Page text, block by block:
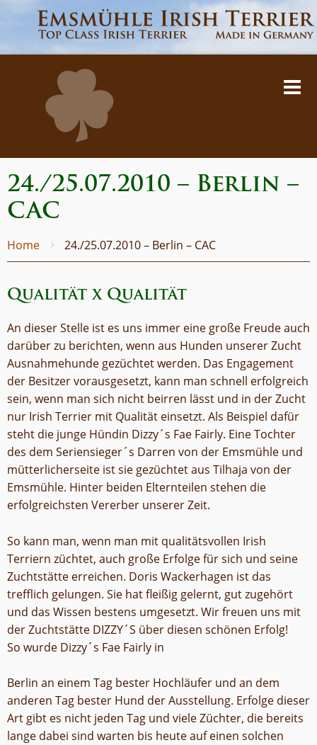
24./25.07.2010 – Berlin –
CAC
Home 24./25.07.2010 – Berlin – CAC
Qualität x Qualität
An dieser Stelle ist es uns immer eine große Freude auch
darüber zu berichten, wenn aus Hunden unserer Zucht
Ausnahmehunde gezüchtet werden. Das Engagement
der Besitzer vorausgesetzt, kann man schnell erfolgreich
sein, wenn man sich nicht beirren lässt und in der Zucht
nur Irish Terrier mit Qualität einsetzt. Als Beispiel dafür
steht die junge Hündin Dizzy´s Fae Fairly. Eine Tochter
des dem Seriensieger´s Darren von der Emsmühle und
mütterlicherseite ist sie gezüchtet aus Tilhaja von der
Emsmühle. Hinter beiden Elternteilen stehen die
erfolgreichsten Vererber unserer Zeit.
So kann man, wenn man mit qualitätsvollen Irish
Terriern züchtet, auch große Erfolge für sich und seine
Zuchtstätte erreichen. Doris Wackerhagen ist das
trefflich gelungen. Sie hat fleißig gelernt, gut zugehört
und das Wissen bestens umgesetzt. Wir freuen uns mit
der Zuchtstätte DIZZY´S über diesen schönen Erfolg!
So wurde Dizzy´s Fae Fairly in
Berlin an einem Tag bester Hochläufer und an dem
anderen Tag bester Hund der Ausstellung. Erfolge dieser
Art gibt es nicht jeden Tag und viele Züchter, die bereits
lange dabei sind warten bis heute auf einen solchen